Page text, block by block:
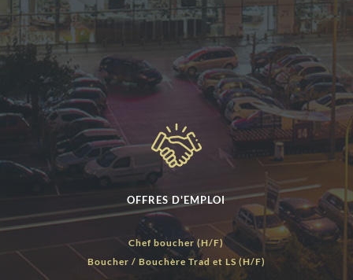
OFFRES D'EMPLOI
Chef boucher (H/F)
Boucher / Bouchère Trad et LS (H/F)